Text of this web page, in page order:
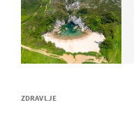
ZDRAVLJE